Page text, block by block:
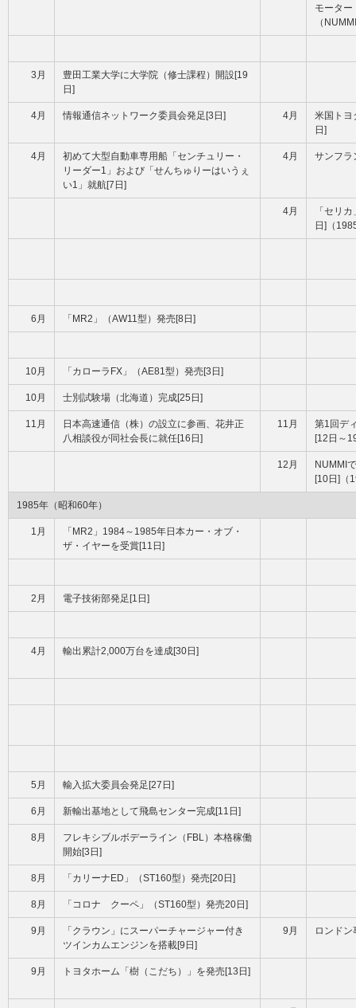
モーター
（
3月
豊田工業大学に大学院（修士課程）開設[19
日]
4月 情報通信ネットワーク委員会発足[3日] 4月
米国トヨ
日]
4月
初めて大型自動車専用船「センチュリー・
リーダー1」および「せんちゅりーはいうぇ
い1」就航[7日]
4月 サンフラ
4月
「セリ
日]（
6月 「MR2」（AW11型）発売[8日]
10月 「カローラFX」（AE81型）発売[3日]
10月 士別試験場（北海道）完成[25日]
11月
日本高速通信（株）の設立に参画、花井正
八相談役が同社会長に就任[16日]
11月
第1回デ
[12日～
12月
NUMMI
[10日]（
1985年（昭和60年）
1月
「MR2」1984～1985年日本カー・オブ・
ザ・イヤーを受賞[11日]
2月 電子技術部発足[1日]
4月 輸出累計2,000万台を達成[30日]
5月 輸入拡大委員会発足[27日]
6月 新輸出基地として飛島センター完成[11日]
8月
フレキシブルボデーライン（FBL）本格稼働
開始[3日]
8月 「カリーナED」（ST160型）発売[20日]
8月 「コロナ クーペ」（ST160型）発売20日]
9月
「クラウン」にスーパーチャージャー付き
ツインカムエンジンを搭載[9日]
9月 ロンド
9月 トヨタホーム「樹（こだち）」を発売[13日]